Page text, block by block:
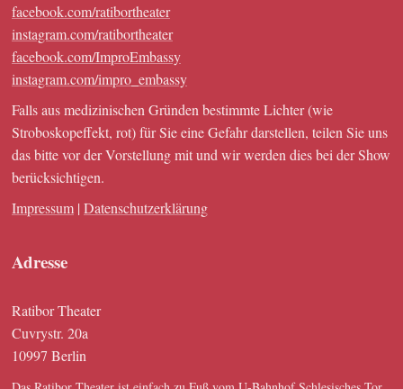
facebook.com/ratibortheater
instagram.com/ratibortheater
facebook.com/ImproEmbassy
instagram.com/impro_embassy
Falls aus medizinischen Gründen bestimmte Lichter (wie
Stroboskopeffekt, rot) für Sie eine Gefahr darstellen, teilen Sie uns
das bitte vor der Vorstellung mit und wir werden dies bei der Show
berücksichtigen.
Impressum | Datenschutzerklärung
Adresse
Ratibor Theater
Cuvrystr. 20a
10997 Berlin